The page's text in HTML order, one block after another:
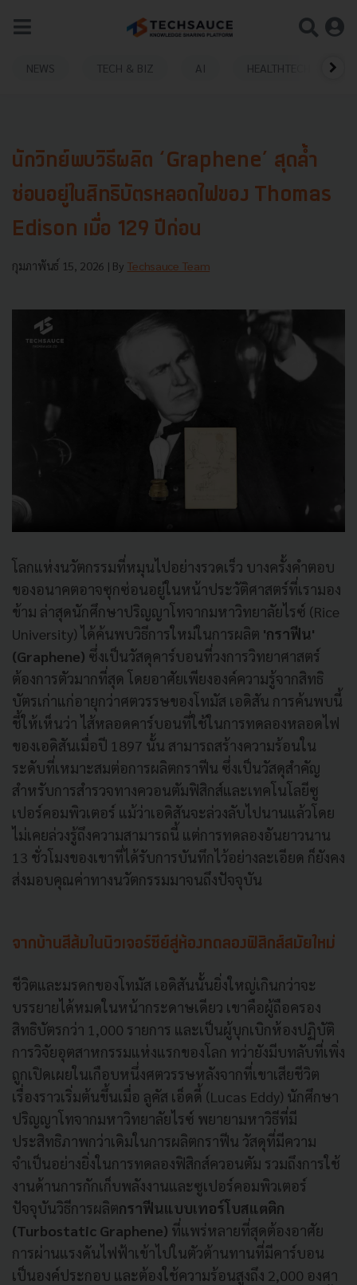
NEWS TECH & BIZ AI HEALTHTECH
นักวิทย์พบวิธีผลิต ‘Graphene’ สุดล้ำ
ซ่อนอยู่ในสิทธิบัตรหลอดไฟของ Thomas
Edison เมื่อ 129 ปีก่อน
กุมภาพันธ์ 15, 2026 | By Techsauce Team
โลกแห่งนวัตกรรมที่หมุนไปอย่างรวดเร็ว บางครั้งคำตอบ
ของอนาคตอาจซุกซ่อนอยู่ในหน้าประวัติศาสตร์ที่เรามอง
ข้าม ล่าสุดนักศึกษาปริญญาโทจากมหาวิทยาลัยไรซ์ (Rice
University) ได้ค้นพบวิธีการใหม่ในการผลิต 'กราฟีน'
(Graphene) ซึ่งเป็นวัสดุคาร์บอนที่วงการวิทยาศาสตร์
ต้องการตัวมากที่สุด โดยอาศัยเพียงองค์ความรู้จากสิทธิ
บัตรเก่าแก่อายุกว่าศตวรรษของโทมัส เอดิสัน การค้นพบนี้
ชี้ให้เห็นว่า ไส้หลอดคาร์บอนที่ใช้ในการทดลองหลอดไฟ
ของเอดิสันเมื่อปี 1897 นั้น สามารถสร้างความร้อนใน
ระดับที่เหมาะสมต่อการผลิตกราฟีน ซึ่งเป็นวัสดุสำคัญ
สำหรับการสำรวจทางควอนตัมฟิสิกส์และเทคโนโลยีซู
เปอร์คอมพิวเตอร์ แม้ว่าเอดิสันจะล่วงลับไปนานแล้วโดย
ไม่เคยล่วงรู้ถึงความสามารถนี้ แต่การทดลองอันยาวนาน
13 ชั่วโมงของเขาที่ได้รับการบันทึกไว้อย่างละเอียด ก็ยังคง
ส่งมอบคุณค่าทางนวัตกรรมมาจนถึงปัจจุบัน
จากบ้านสีส้มในนิวเจอร์ซีย์สู่ห้องทดลองฟิสิกส์สมัยใหม่
ชีวิตและมรดกของโทมัส เอดิสันนั้นยิ่งใหญ่เกินกว่าจะ
บรรยายได้หมดในหน้ากระดาษเดียว เขาคือผู้ถือครอง
สิทธิบัตรกว่า 1,000 รายการ และเป็นผู้บุกเบิกห้องปฏิบัติ
การวิจัยอุตสาหกรรมแห่งแรกของโลก ทว่ายังมีบทลับที่เพิ่ง
ถูกเปิดเผยในเกือบหนึ่งศตวรรษหลังจากที่เขาเสียชีวิต
เรื่องราวเริ่มต้นขึ้นเมื่อ ลูคัส เอ็ดดี้ (Lucas Eddy) นักศึกษา
ปริญญาโทจากมหาวิทยาลัยไรซ์ พยายามหาวิธีที่มี
ประสิทธิภาพกว่าเดิมในการผลิตกราฟีน วัสดุที่มีความ
จำเป็นอย่างยิ่งในการทดลองฟิสิกส์ควอนตัม รวมถึงการใช้
งานด้านการกักเก็บพลังงานและซูเปอร์คอมพิวเตอร์
ปัจจุบันวิธีการผลิตกราฟีนแบบเทอร์โบสแตติก
(Turbostatic Graphene) ที่แพร่หลายที่สุดต้องอาศัย
การผ่านแรงดันไฟฟ้าเข้าไปในตัวต้านทานที่มีคาร์บอน
เป็นองค์ประกอบ และต้องใช้ความร้อนสูงถึง 2,000 องศา